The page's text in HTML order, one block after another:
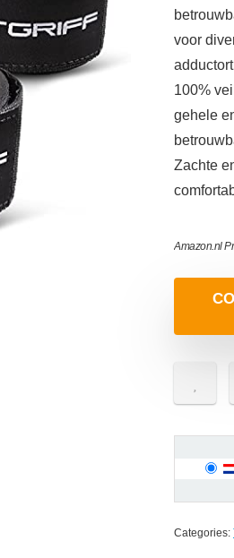
voor
100%
gehele
Zachte
Amazon.nl
Categories: